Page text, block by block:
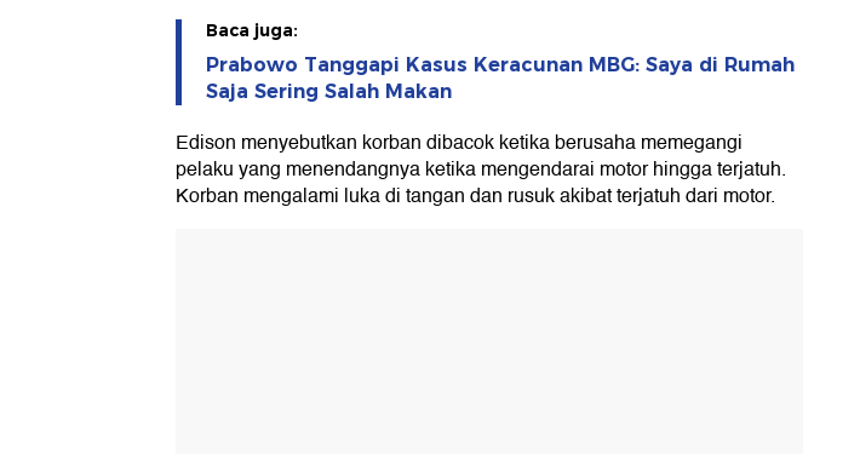
Baca juga:
Prabowo Tanggapi Kasus Keracunan MBG: Saya di Rumah
Saja Sering Salah Makan
Edison menyebutkan korban dibacok ketika berusaha memegangi
pelaku yang menendangnya ketika mengendarai motor hingga terjatuh.
Korban mengalami luka di tangan dan rusuk akibat terjatuh dari motor.